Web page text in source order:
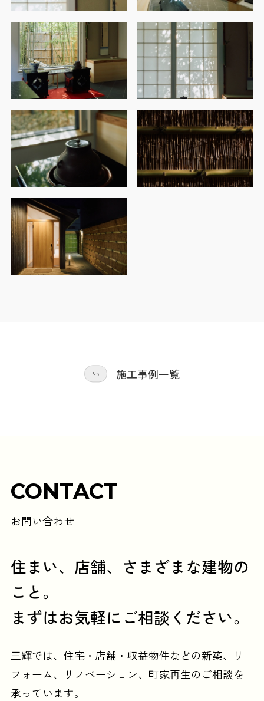
施工事例一覧
CONTACT
お問い合わせ
住まい、店舗、さまざまな建物の
こと。
まずはお気軽にご相談ください。
三輝では、住宅・店舗・収益物件などの新築、リ
フォーム、リノベーション、町家再生のご相談を
承っています。